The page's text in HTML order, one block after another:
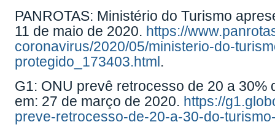
PANROTAS: Ministério do Turismo
11 de maio de 2020. https://
coronavirus/2020/05/ministerio-do-
protegido_173403.html .
G1: ONU prevê retrocesso de 20 a
em: 27 de março de 2020. https://
preve-retrocesso-de-20-a-30-do-